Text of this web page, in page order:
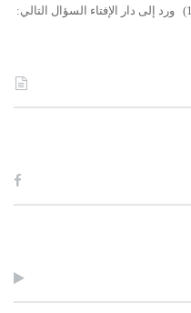
بِسْمِ اللهِ الرَّحْمَنِ الرَّحِيمِ رقم الفتوى (1668) ورد إلى دار الإفتاء السؤال التالي: